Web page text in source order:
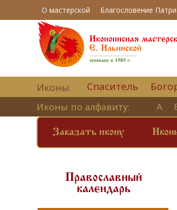
О мастерской Благословение
Иконы: Спаситель
Иконы по алфавиту: А
Заказать икону
Православный
календарь